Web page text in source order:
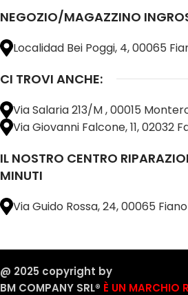
NEGOZIO/MAGAZZINO
Localidad Bei Poggi, 4, 00065
CI TROVI ANCHE:
Via Salaria 213/M , 00015
Via Giovanni Falcone, 11, 02032
IL NOSTRO CENTRO
MINUTI
Via Guido Rossa, 24, 00065
@ 2025 copyright by
BM COMPANY SRL®️ È UN MARCHIO